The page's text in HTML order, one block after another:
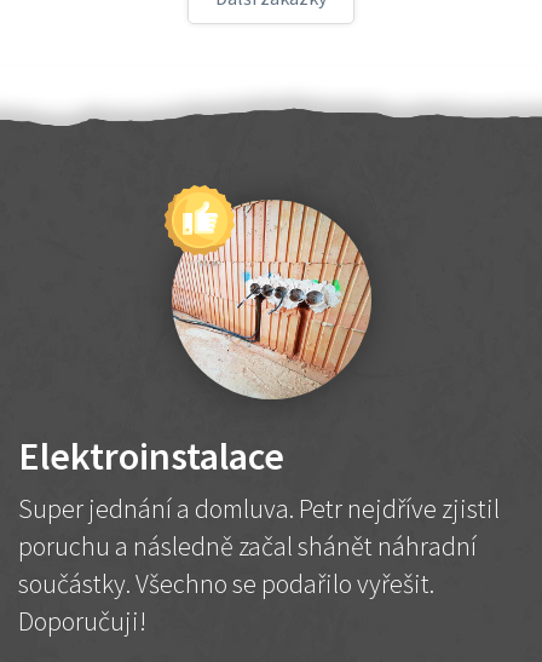
Elektroinstalace
Super jednání a domluva. Petr nejdříve zjistil
poruchu a následně začal shánět náhradní
součástky. Všechno se podařilo vyřešit.
Doporučuji!